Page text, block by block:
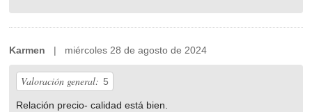
Karmen | miércoles 28 de agosto de 2024
Valoración general: 5
Relación precio- calidad está bien.